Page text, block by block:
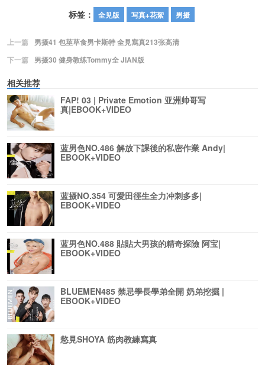
标签： 全见版 写真+花絮 男摄
上一篇
男摄41 包莖草食男卡斯特 全見寫真213张高清
下一篇
男摄30 健身教练Tommy全 JIAN版
相关推荐
FAP! 03 | Private Emotion 亚洲帅哥写
真|EBOOK+VIDEO
蓝男色NO.486 解放下課後的私密作業 Andy|
EBOOK+VIDEO
蓝摄NO.354 可愛田徑生全力冲刺多多|
EBOOK+VIDEO
蓝男色NO.488 貼貼大男孩的精奇探險 阿宝|
EBOOK+VIDEO
BLUEMEN485 禁忌學長學弟全開 奶弟挖掘 |
EBOOK+VIDEO
慾見SHOYA 筋肉教練寫真